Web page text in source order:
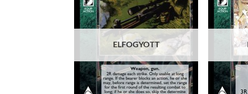
wishlist
ELFOGYOTT